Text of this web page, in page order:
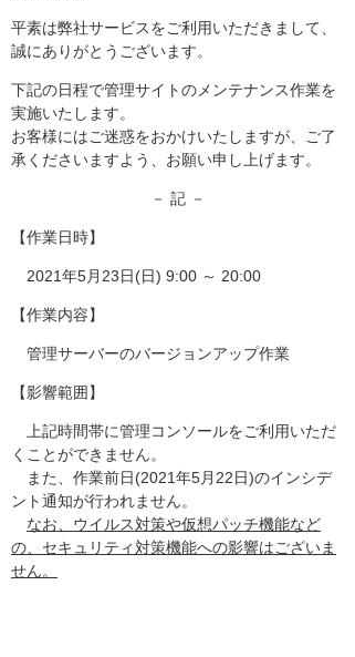
平素は弊社サービスをご利用いただきまして、
誠にありがとうございます。
下記の日程で管理サイトのメンテナンス作業を
実施いたします。
お客様にはご迷惑をおかけいたしますが、ご了
承くださいますよう、お願い申し上げます。
－ 記 －
【作業日時】
2021年5月23日(日) 9:00 ～ 20:00
【作業内容】
管理サーバーのバージョンアップ作業
【影響範囲】
上記時間帯に管理コンソールをご利用いただ
くことができません。
また、作業前日(2021年5月22日)のインシデ
ント通知が行われません。
なお、ウイルス対策や仮想パッチ機能など
の、セキュリティ対策機能への影響はございま
せん。